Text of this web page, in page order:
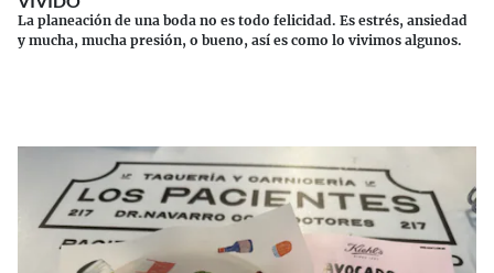
La planeación de una boda no es todo felicidad. Es estrés, ansiedad
y mucha, mucha presión, o bueno, así es como lo vivimos algunos.